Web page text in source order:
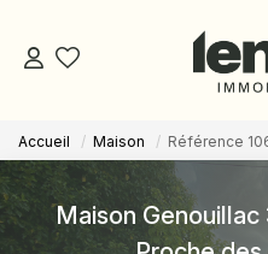
NOS
Accueil Maison Référence
Maison